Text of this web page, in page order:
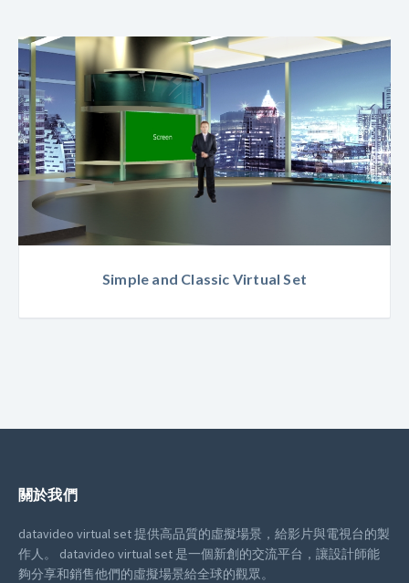
Simple and Classic Virtual Set
關於我們
datavideo virtual set 提供高品質的虛擬場景，給影片與電視台的製
作人。
datavideo virtual set 是一個新創的交流平台，讓設計師能
夠分享和銷售他們的虛擬場景給全球的觀眾。